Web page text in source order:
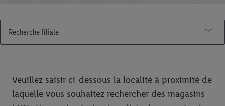
Recherche filiale
Veuillez saisir ci-dessous la localité à proximité de
laquelle vous souhaitez rechercher des magasins